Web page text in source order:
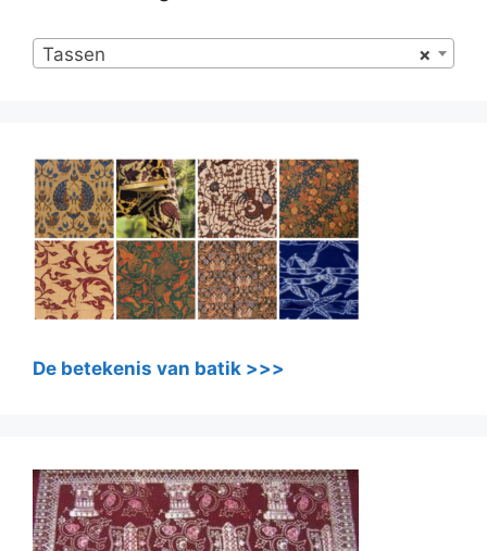
×
Tassen
De betekenis van batik >>>